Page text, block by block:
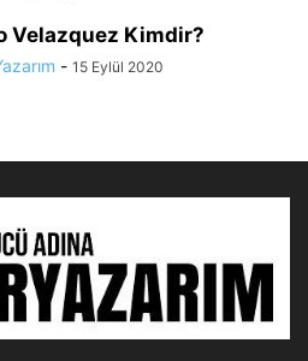
Velazquez Kimdir?
- 15 Eylül 2020